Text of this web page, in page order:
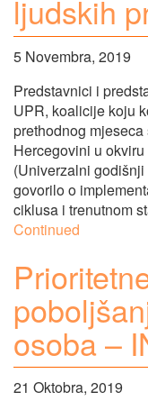
ljudskih
5 Novembra, 2019
Predstavnici i
UPR, koalicije koju
prethodnog
Hercegovini u
(Univerzalni
govorilo o
ciklusa i trenutnom
Continued
osoba –
21 Oktobra, 2019